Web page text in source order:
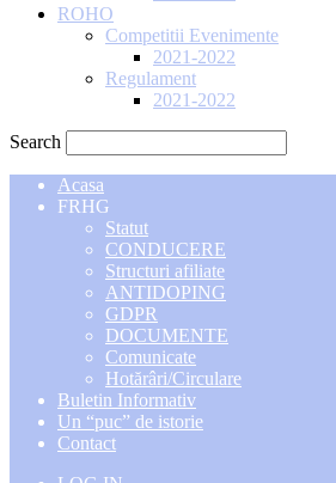
ROHO
Competitii Evenimente
2021-2022
Regulament
2021-2022
Search
Acasa
FRHG
Statut
CONDUCERE
Structuri afiliate
ANTIDOPING
GDPR
DOCUMENTE
Comunicate
Hotărâri/Circulare
Buletin Informativ
Un “puc” de istorie
Contact